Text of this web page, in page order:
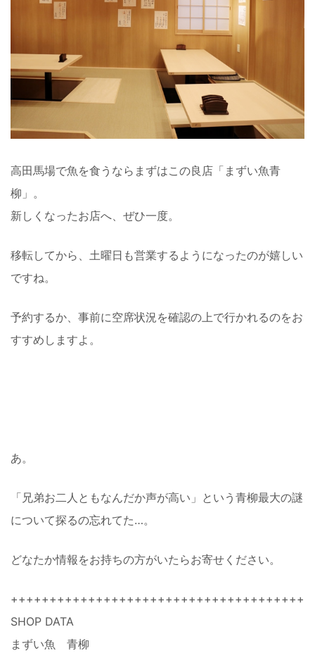
高田馬場で魚を食うならまずはこの良店「まずい魚青
柳」。
新しくなったお店へ、ぜひ一度。
移転してから、土曜日も営業するようになったのが嬉しい
ですね。
予約するか、事前に空席状況を確認の上で行かれるのをお
すすめしますよ。
あ。
「兄弟お二人ともなんだか声が高い」という青柳最大の謎
について探るの忘れてた…。
どなたか情報をお持ちの方がいたらお寄せください。
SHOP DATA
まずい魚 青柳